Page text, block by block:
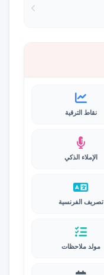
نقاط الترقية
الإملاء الذكي
تصريف الفرنسية
مولد ملاحظات